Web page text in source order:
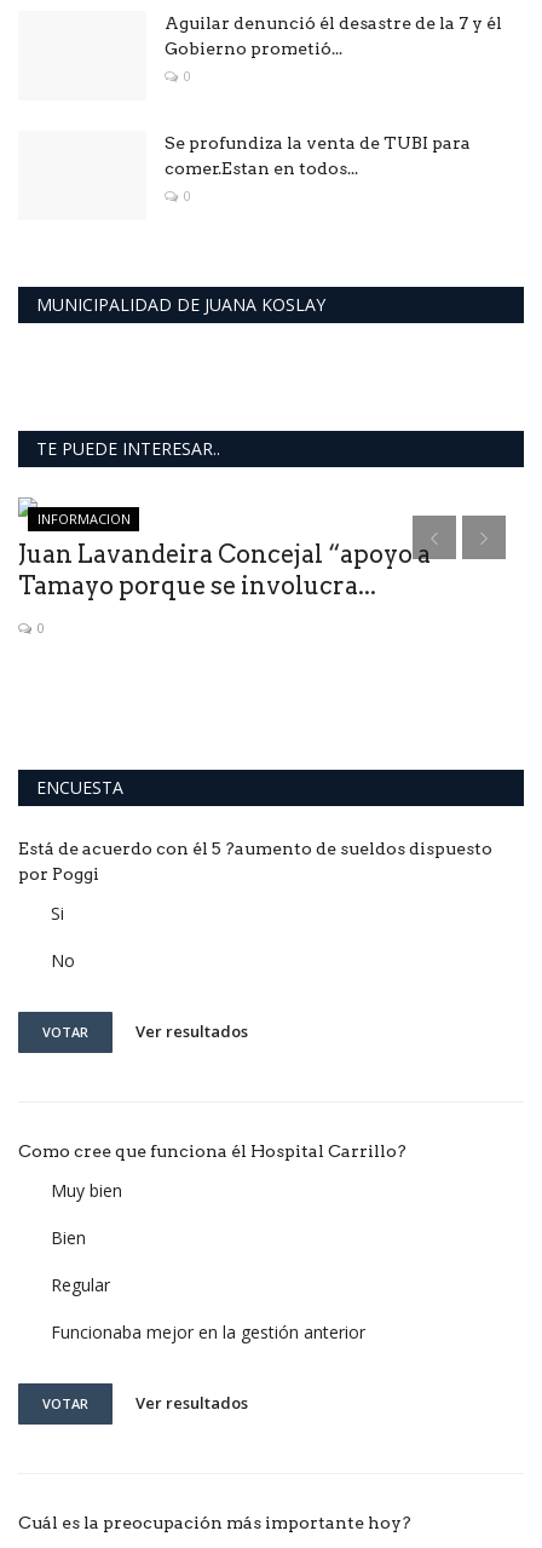
Aguilar denunció él desastre de la 7 y él
Gobierno prometió...
0
Se profundiza la venta de TUBI para
comer.Estan en todos...
0
MUNICIPALIDAD DE JUANA KOSLAY
TE PUEDE INTERESAR..
INFORMACION
Juan Lavandeira Concejal “apoyo a
Tamayo porque se involucra...
0
ENCUESTA
Está de acuerdo con él 5 ?aumento de sueldos dispuesto
por Poggi
Si
No
VOTAR Ver resultados
Como cree que funciona él Hospital Carrillo?
Muy bien
Bien
Regular
Funcionaba mejor en la gestión anterior
VOTAR Ver resultados
Cuál es la preocupación más importante hoy?